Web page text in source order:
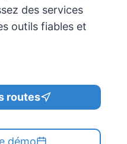
des services
outils fiables et
routes
démo